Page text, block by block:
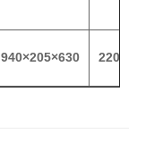
940×205×630 220